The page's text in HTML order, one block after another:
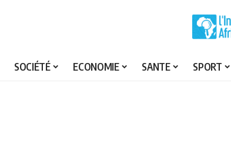
SOCIÉTÉ ECONOMIE SANTE SPORT